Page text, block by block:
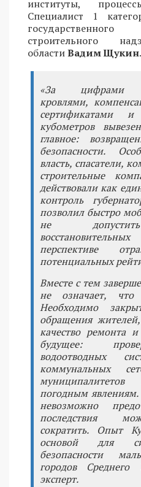
институты,
Специалист 1
строительного
областиВадим Щукин.
«За цифрами
кровлями,
сертификатами
кубометров
главное:
безопасности.
власть, спасатели,
строительные
действовали как
контроль
позволил быстро
не
перспективе
потенциальных
Вместе с тем
не означает, что
Необходимо
обращения
качество ремонта
будущее:
водоотводных
коммунальных
погодным явлениям.
невозможно
последствия
сократить. Опыт
основой для
безопасности
городов Среднего
эксперт.